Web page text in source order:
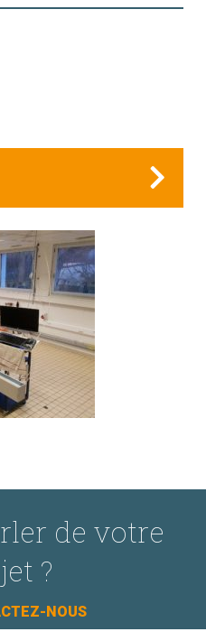
de votre
?
NOUS